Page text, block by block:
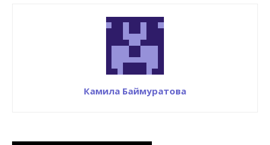
Камила Баймуратова